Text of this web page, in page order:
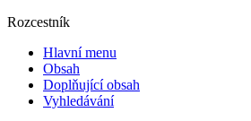
Rozcestník
Hlavní menu
Obsah
Doplňující obsah
Vyhledávání